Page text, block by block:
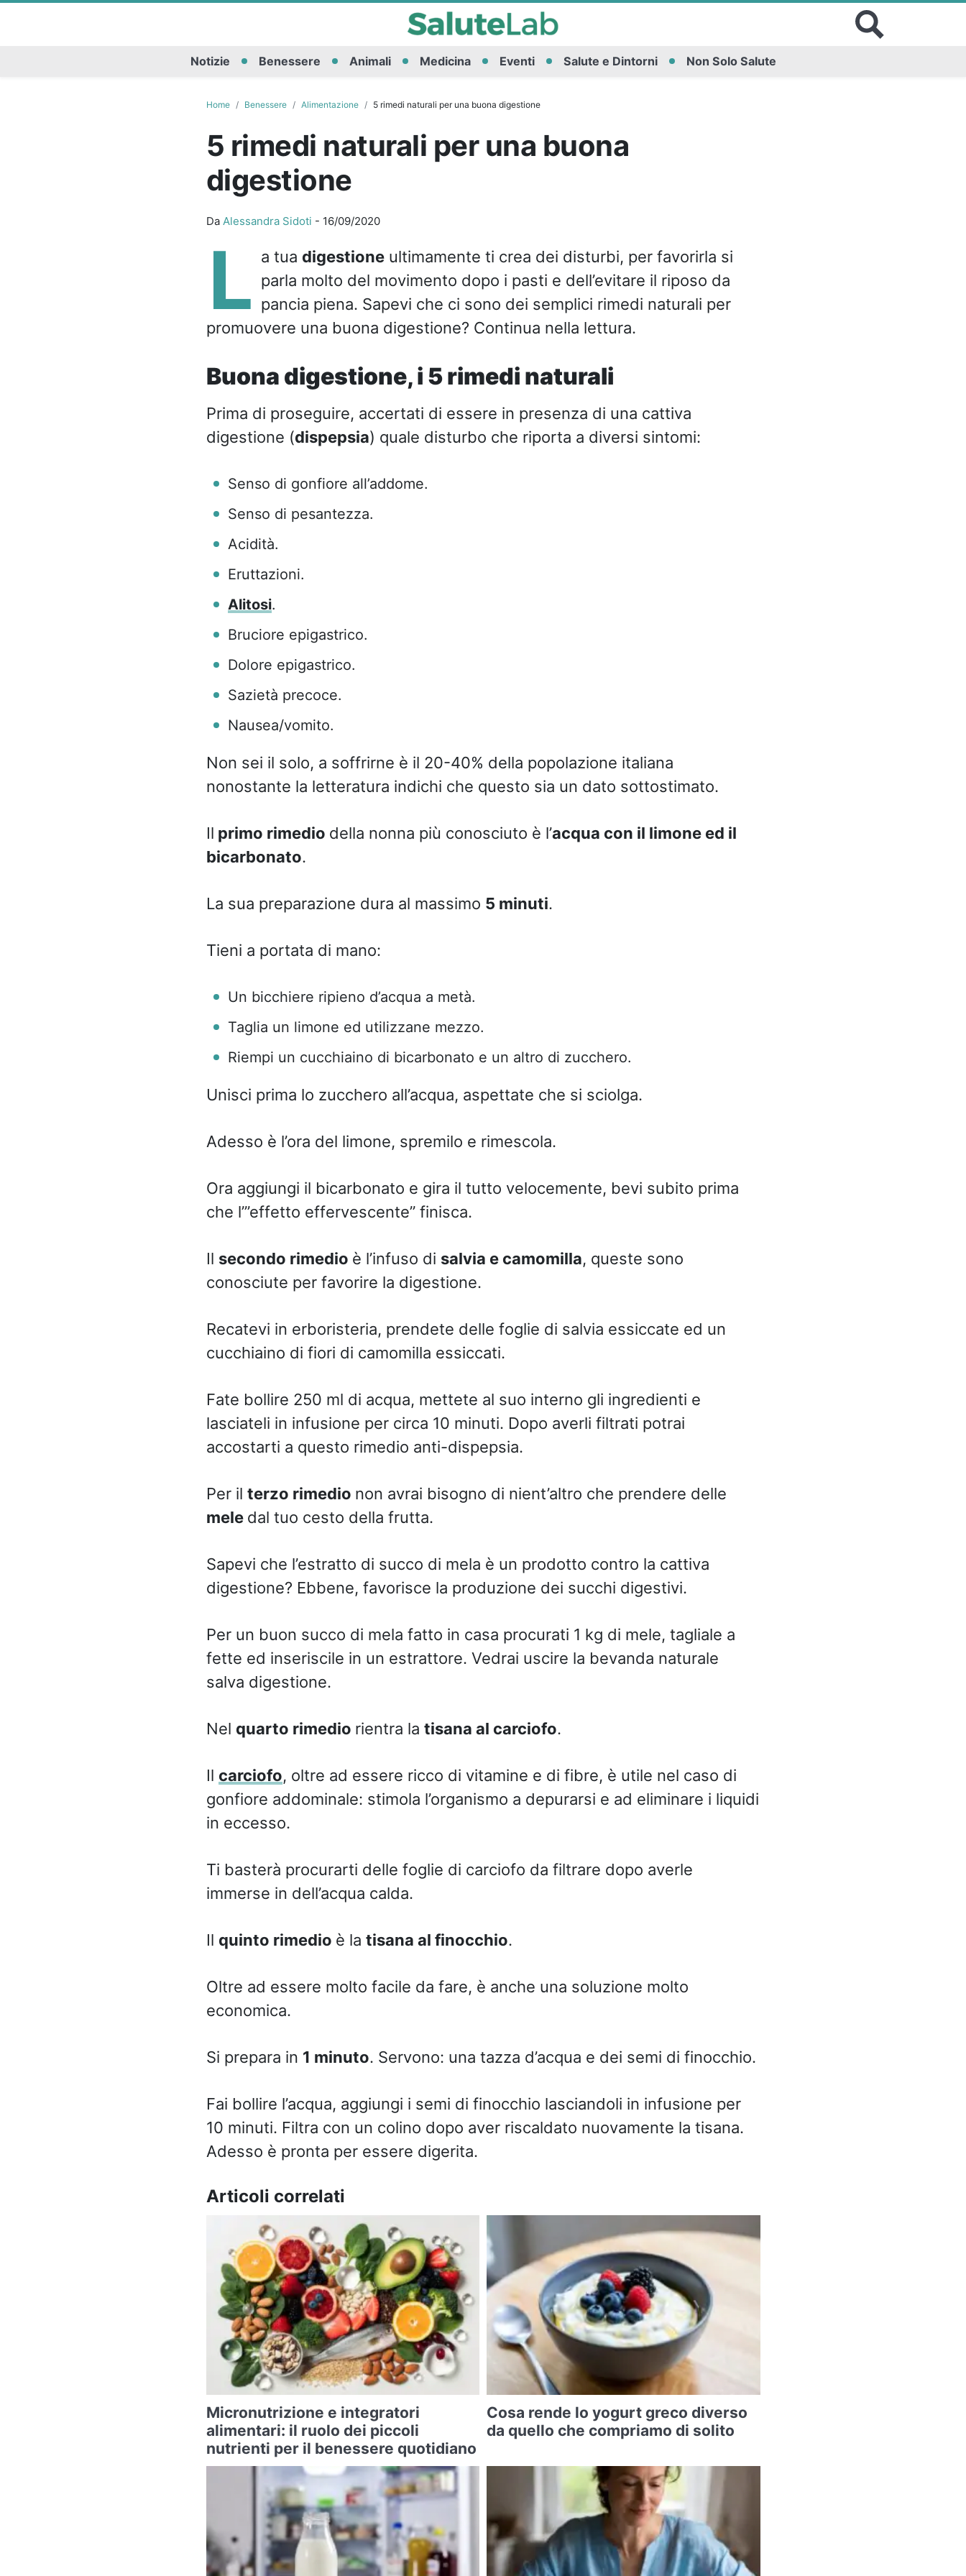
Notizie Benessere Animali Medicina Eventi Salute e Dintorni Non Solo Salute
Home Benessere Alimentazione 5 rimedi naturali per una buona digestione
5 rimedi naturali per una buona
digestione
Da Alessandra Sidoti - 16/09/2020
L a tua digestioneultimamente ti crea dei disturbi, per favorirla si
parla molto del movimento dopo i pasti e dell’evitare il riposo da
pancia piena. Sapevi che ci sono dei semplici rimedi naturali per
promuovere una buona digestione? Continua nella lettura.
Buona digestione, i 5 rimedi naturali
Prima di proseguire, accertati di essere in presenza di una cattiva
digestione (dispepsia) quale disturbo che riporta a diversi sintomi:
Senso di gonfiore all’addome.
Senso di pesantezza.
Acidità.
Eruttazioni.
Alitosi.
Bruciore epigastrico.
Dolore epigastrico.
Sazietà precoce.
Nausea/vomito.
Non sei il solo, a soffrirne è il 20-40% della popolazione italiana
nonostante la letteratura indichi che questo sia un dato sottostimato.
Il primo rimedio della nonna più conosciuto è l’acqua con il limone ed il
bicarbonato.
La sua preparazione dura al massimo 5 minuti.
Tieni a portata di mano:
Un bicchiere ripieno d’acqua a metà.
Taglia un limone ed utilizzane mezzo.
Riempi un cucchiaino di bicarbonato e un altro di zucchero.
Unisci prima lo zucchero all’acqua, aspettate che si sciolga.
Adesso è l’ora del limone, spremilo e rimescola.
Ora aggiungi il bicarbonato e gira il tutto velocemente, bevi subito prima
che l’”effetto effervescente” finisca.
Il secondo rimedio è l’infuso di salvia e camomilla, queste sono
conosciute per favorire la digestione.
Recatevi in erboristeria, prendete delle foglie di salvia essiccate ed un
cucchiaino di fiori di camomilla essiccati.
Fate bollire 250 ml di acqua, mettete al suo interno gli ingredienti e
lasciateli in infusione per circa 10 minuti. Dopo averli filtrati potrai
accostarti a questo rimedio anti-dispepsia.
Per il terzo rimedio non avrai bisogno di nient’altro che prendere delle
mele dal tuo cesto della frutta.
Sapevi che l’estratto di succo di mela è un prodotto contro la cattiva
digestione? Ebbene, favorisce la produzione dei succhi digestivi.
Per un buon succo di mela fatto in casa procurati 1 kg di mele, tagliale a
fette ed inseriscile in un estrattore. Vedrai uscire la bevanda naturale
salva digestione.
Nel quarto rimedio rientra la tisana al carciofo.
Il carciofo, oltre ad essere ricco di vitamine e di fibre, è utile nel caso di
gonfiore addominale: stimola l’organismo a depurarsi e ad eliminare i liquidi
in eccesso.
Ti basterà procurarti delle foglie di carciofo da filtrare dopo averle
immerse in dell’acqua calda.
Il quinto rimedio è la tisana al finocchio.
Oltre ad essere molto facile da fare, è anche una soluzione molto
economica.
Si prepara in 1 minuto. Servono: una tazza d’acqua e dei semi di finocchio.
Fai bollire l’acqua, aggiungi i semi di finocchio lasciandoli in infusione per
10 minuti. Filtra con un colino dopo aver riscaldato nuovamente la tisana.
Adesso è pronta per essere digerita.
Articoli correlati
Micronutrizione e integratori
alimentari: il ruolo dei piccoli
nutrienti per il benessere quotidiano
Cosa rende lo yogurt greco diverso
da quello che compriamo di solito